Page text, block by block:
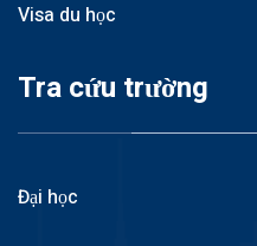
Visa du học
Tra cứu trường
Đại học